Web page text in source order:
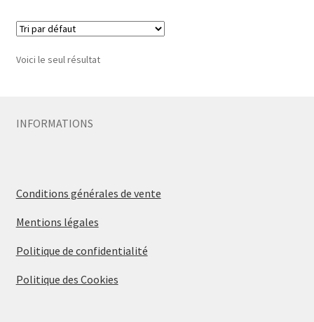
Voici le seul résultat
INFORMATIONS
Conditions générales de vente
Mentions légales
Politique de confidentialité
Politique des Cookies